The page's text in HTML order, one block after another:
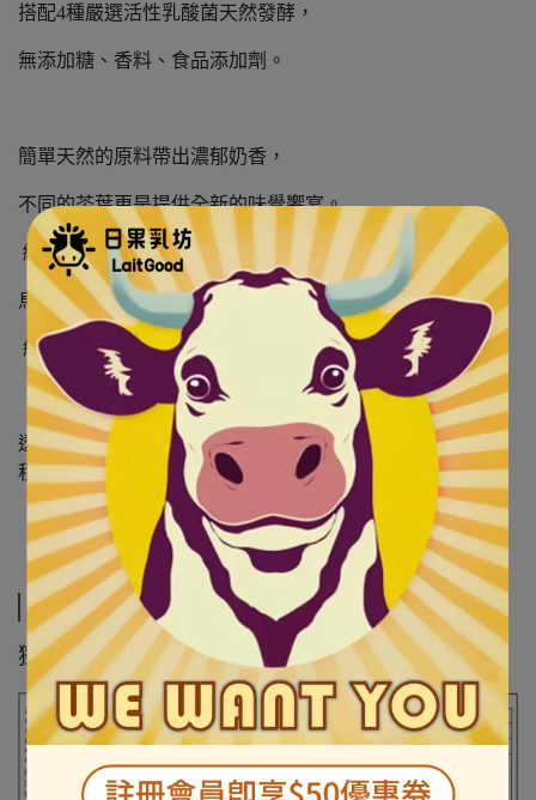
搭配4種嚴選活性乳酸菌天然發酵，
無添加糖、香料、食品添加劑。
簡單天然的原料帶出濃郁奶香，
不同的茶葉更是提供全新的味覺饗宴。
綠茶優格 ：茶香清新．回甘滋味
烏龍茶優格：茶韻留香．成熟口感
紅茶優格 ：濃郁茶香．醇厚滋味
透過國立大學動物科學系教授多年研發技術：茶優格之製
程，單純使用天然茶葉與優質鮮奶生產出精品茶優格！
規格說明
獨享杯 150g 營養標示：